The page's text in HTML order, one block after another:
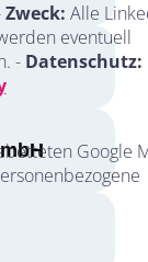
Zweck: Alle
eventuell
- Datenschutz:
Google